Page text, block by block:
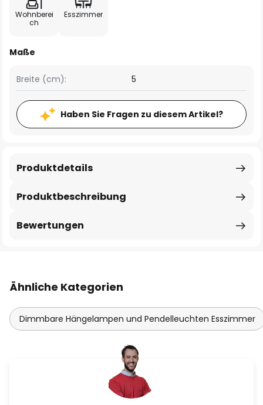
Wohnberei
ch
Esszimmer
Maße
Breite (cm): 5
Haben Sie Fragen zu diesem Artikel?
Produktbeschreibung
Produktdetails
Bewertungen
Ähnliche Kategorien
Dimmbare Hängelampen und Pendelleuchten Esszimmer